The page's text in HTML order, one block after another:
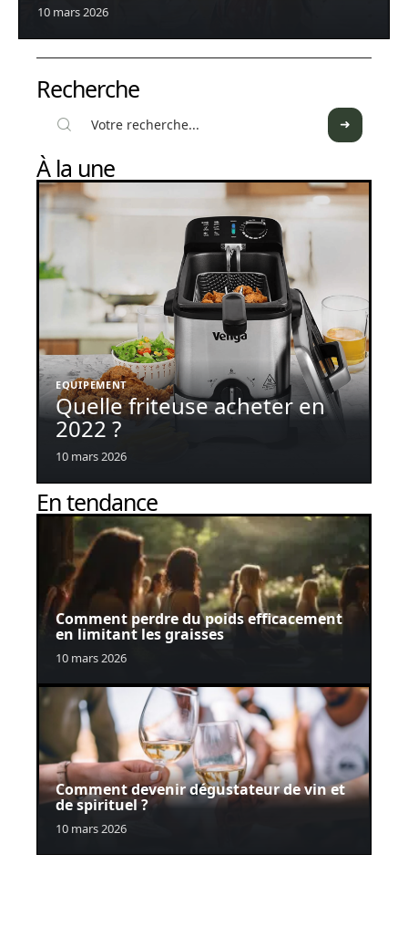
10 mars 2026
Recherche
À la une
EQUIPEMENT
Quelle friteuse acheter en
2022 ?
10 mars 2026
En tendance
Comment perdre du poids efficacement
en limitant les graisses
10 mars 2026
Comment devenir dégustateur de vin et
de spirituel ?
10 mars 2026